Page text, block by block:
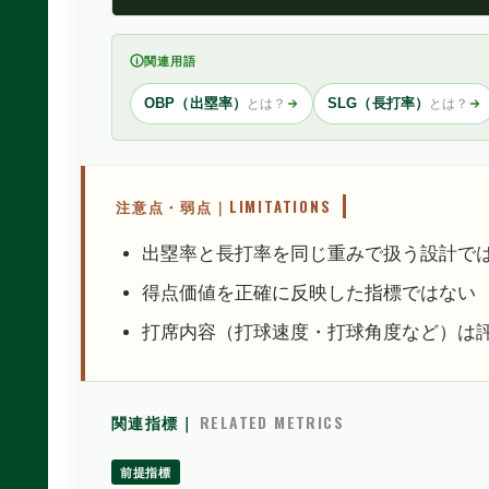
関連用語
OBP（出塁率） とは？ SLG（長打率） とは？
注意点・弱点｜LIMITATIONS
出塁率と長打率を同じ重みで扱う設計で
得点価値を正確に反映した指標ではない
打席内容（打球速度・打球角度など）は
関連指標｜ RELATED METRICS
前提指標